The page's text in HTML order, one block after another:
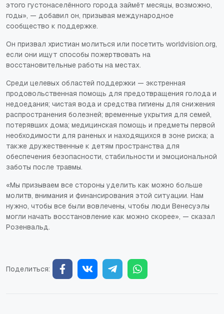
этого густонаселённого города займёт месяцы, возможно,
годы», — добавил он, призывая международное
сообщество к поддержке.
Он призвал христиан молиться или посетить worldvision.org,
если они ищут способы пожертвовать на
восстановительные работы на местах.
Среди целевых областей поддержки — экстренная
продовольственная помощь для предотвращения голода и
недоедания; чистая вода и средства гигиены для снижения
распространения болезней; временные укрытия для семей,
потерявших дома; медицинская помощь и предметы первой
необходимости для раненых и находящихся в зоне риска; а
также дружественные к детям пространства для
обеспечения безопасности, стабильности и эмоциональной
заботы после травмы.
«Мы призываем все стороны уделить как можно больше
молитв, внимания и финансирования этой ситуации. Нам
нужно, чтобы все были вовлечены, чтобы люди Венесуэлы
могли начать восстановление как можно скорее», — сказал
Розенвальд.
Поделиться: